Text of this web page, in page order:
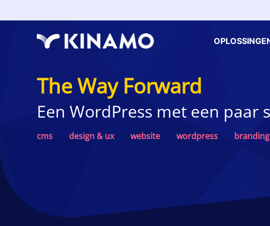
The Way Forward
Een WordPress met een
cms design & ux website wordpress branding